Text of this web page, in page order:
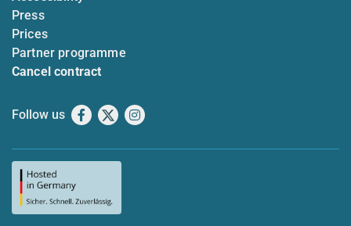
Press
Prices
Partner programme
Cancel contract
Follow us Facebook
X Instagram